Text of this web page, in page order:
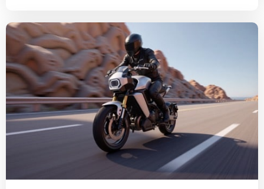
garantizar la seguridad, alta eficiencia y conectividad,
estando directamente relacionado con la eficiencia
operativa y la estabilidad del sistema de almacenamiento
de energía.